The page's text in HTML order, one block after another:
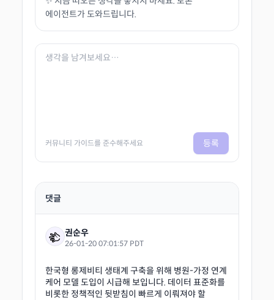
에이전트가 도와드립니다.
커뮤니티 가이드를 준수해주세요 등록
댓글
권순우
26-01-20 07:01:57 PDT
한국형 롱제비티 생태계 구축을 위해 병원-가정 연계
케어 모델 도입이 시급해 보입니다. 데이터 표준화를
비롯한 정책적인 뒷받침이 빠르게 이뤄져야 할